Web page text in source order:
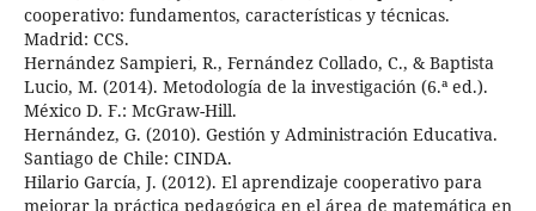
cooperativo: fundamentos, características y técnicas.
Madrid: CCS.
Hernández Sampieri, R., Fernández Collado, C., & Baptista
Lucio, M. (2014). Metodología de la investigación (6.ª ed.).
México D. F.: McGraw-Hill.
Hernández, G. (2010). Gestión y Administración Educativa.
Santiago de Chile: CINDA.
Hilario García, J. (2012). El aprendizaje cooperativo para
mejorar la práctica pedagógica en el área de matemática en